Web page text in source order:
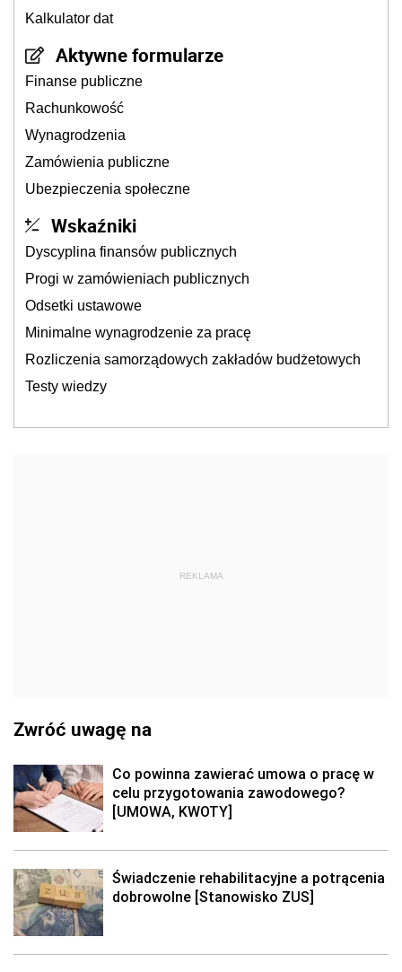
Kalkulator dat
Aktywne formularze
Finanse publiczne
Rachunkowość
Wynagrodzenia
Zamówienia publiczne
Ubezpieczenia społeczne
Wskaźniki
Dyscyplina finansów publicznych
Progi w zamówieniach publicznych
Odsetki ustawowe
Minimalne wynagrodzenie za pracę
Rozliczenia samorządowych zakładów budżetowych
Testy wiedzy
REKLAMA
Zwróć uwagę na
Co powinna zawierać umowa o pracę w
celu przygotowania zawodowego?
[UMOWA, KWOTY]
Świadczenie rehabilitacyjne a potrącenia
dobrowolne [Stanowisko ZUS]